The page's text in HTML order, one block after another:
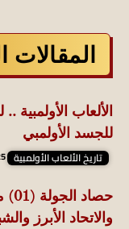
المقالات
للجسد الأولمبي
تاريخ الألعاب الأولمبية
والاتحاد الأبرز